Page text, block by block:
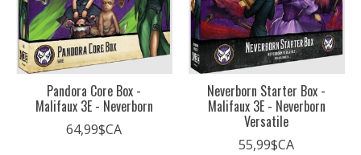
Pandora Core Box -
Malifaux 3E - Neverborn
64,99$CA
Neverborn Starter Box -
Malifaux 3E - Neverborn
Versatile
55,99$CA